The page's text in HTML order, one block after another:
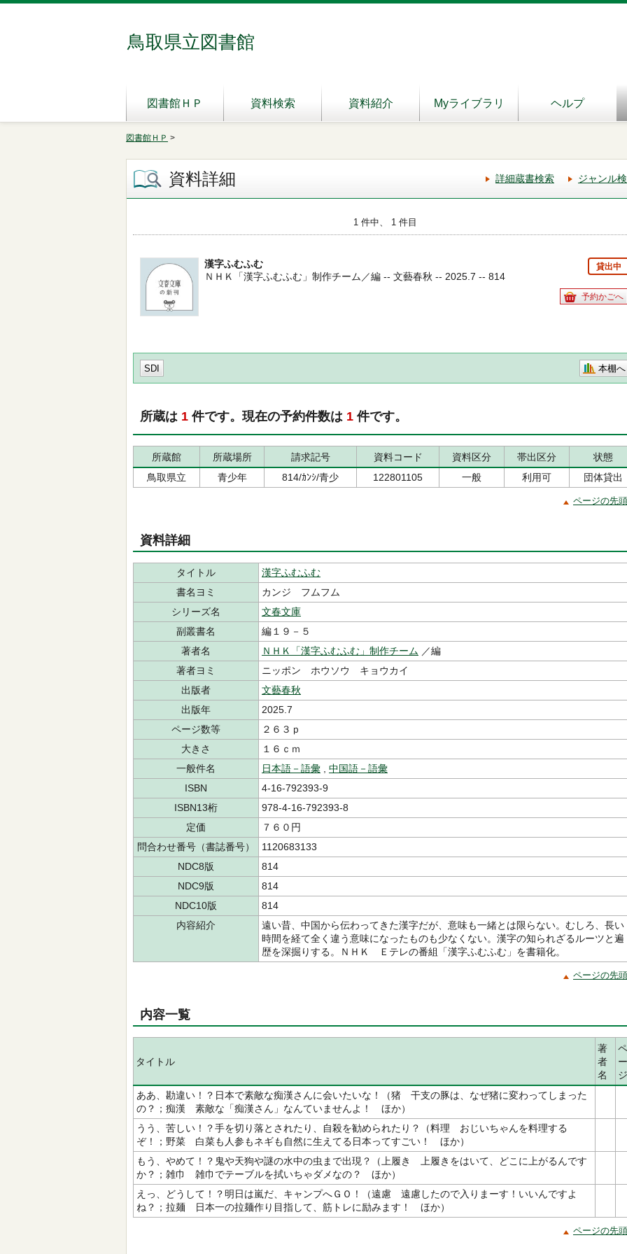
鳥取県立図書館
図書館ＨＰ 資料検索 資料紹介 Myライブラリ ヘルプ
図書館ＨＰ >
資料詳細 詳細蔵書検索 ジャンル
1 件中、 1 件目
漢字ふむふむ 貸出中
予約かごへ
ＮＨＫ「漢字ふむふむ」制作チーム／編 -- 文藝春秋 -- 2025.7 -- 814
SDI 本棚へ
所蔵は 1 件です。現在の予約件数は 1 件です。
所蔵館 所蔵場所 請求記号 資料コード 資料区分 帯出区分
状態
鳥取県立
青少年 814/ｶﾝｼ/青少 122801105 一般 利用可 団体貸出
ページの先
資料詳細
タイトル
漢字ふむふむ
書名ヨミ
カンジ フムフム
シリーズ名
文春文庫
副叢書名
編１９－５
著者名
ＮＨＫ「漢字ふむふむ」制作チーム ／編
著者ヨミ
ニッポン ホウソウ キョウカイ
出版者
文藝春秋
出版年
2025.7
ページ数等
２６３ｐ
大きさ
１６ｃｍ
一般件名
日本語－語彙
中国語－語彙
ISBN
4-16-792393-9
ISBN13桁
978-4-16-792393-8
定価
７６０円
問合わせ番号（書誌番号）
1120683133
NDC8版
814
NDC9版
814
NDC10版
814
内容紹介
遠い昔、中国から伝わってきた漢字だが、意味も一緒とは限らない。むしろ、長い
時間を経て全く違う意味になったものも少なくない。漢字の知られざるルーツと遍
歴を深掘りする。ＮＨＫ Ｅテレの番組「漢字ふむふむ」を書籍化。
ページの先
内容一覧
タイトル
著
者
名
ペ
ー
ジ
ああ、勘違い！？日本で素敵な痴漢さんに会いたいな！（猪 干支の豚は、なぜ猪に変わってしまった
の？；痴漢 素敵な「痴漢さん」なんていませんよ！ ほか）
うう、苦しい！？手を切り落とされたり、自殺を勧められたり？（料理 おじいちゃんを料理する
ぞ！；野菜 白菜も人参もネギも自然に生えてる日本ってすごい！ ほか）
もう、やめて！？鬼や天狗や謎の水中の虫まで出現？（上履き 上履きをはいて、どこに上がるんです
か？；雑巾 雑巾でテーブルを拭いちゃダメなの？ ほか）
えっ、どうして！？明日は嵐だ、キャンプへＧＯ！（遠慮 遠慮したので入りまーす！いいんですよ
ね？；拉麺 日本一の拉麺作り目指して、筋トレに励みます！ ほか）
ページの先